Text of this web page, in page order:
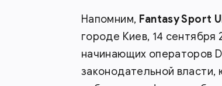
Напомним, Fantasy Sport
городе Киев, 14
начинающих операторов
законодательной